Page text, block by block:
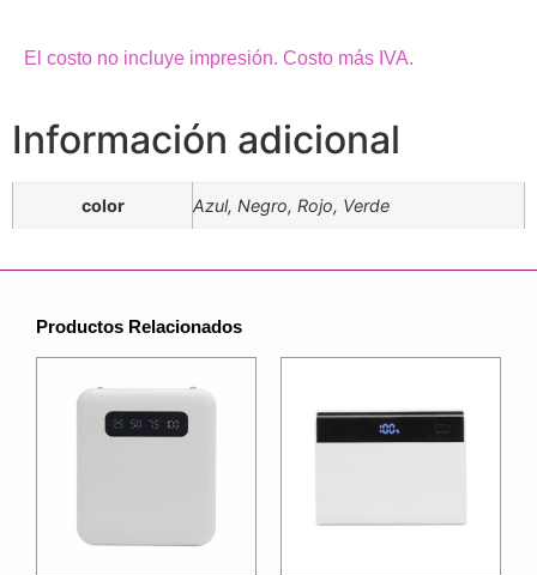
El costo no incluye impresión. Costo más IVA.
Información adicional
color Azul, Negro, Rojo, Verde
Productos Relacionados